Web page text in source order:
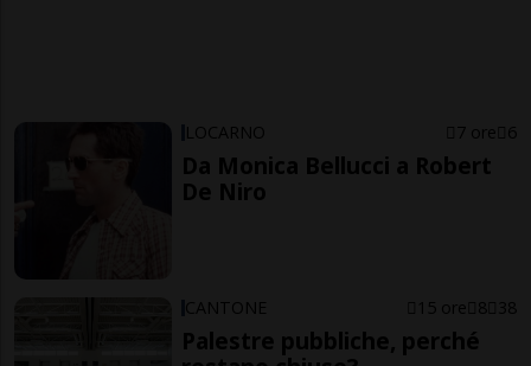
LOCARNO 7 ore 6
Da Monica Bellucci a Robert
De Niro
CANTONE 15 ore 8 38
Palestre pubbliche, perché